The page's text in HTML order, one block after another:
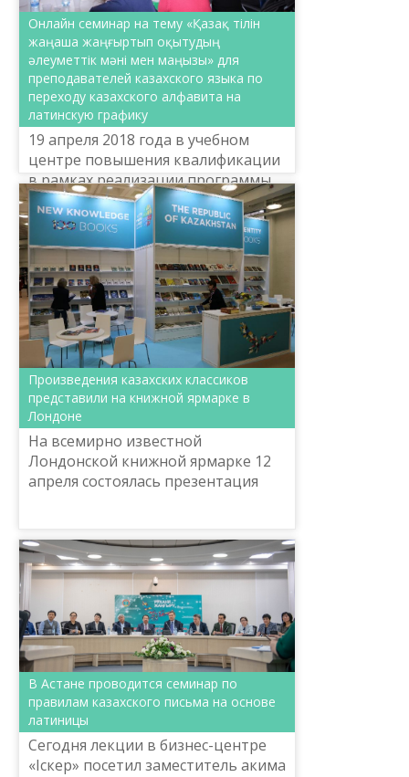
Онлайн семинар на тему «Қазақ тілін
жаңаша жаңғыртып оқытудың
әлеуметтік мәні мен маңызы» для
преподавателей казахского языка по
переходу казахского алфавита на
латинскую графику
19 апреля 2018 года в учебном
центре повышения квалификации
в рамках реализации программы
«Рухани жаңғыру» прошел онлайн
семинар на тему «Қазақ тілін
жаңаша жаңғыртып оқытудың...
Произведения казахских классиков
представили на книжной ярмарке в
Лондоне
На всемирно известной
Лондонской книжной ярмарке 12
апреля состоялась презентация
казахской литературы.
Мероприятие вызвало...
В Астане проводится семинар по
правилам казахского письма на основе
латиницы
Сегодня лекции в бизнес-центре
«Іскер» посетил заместитель акима